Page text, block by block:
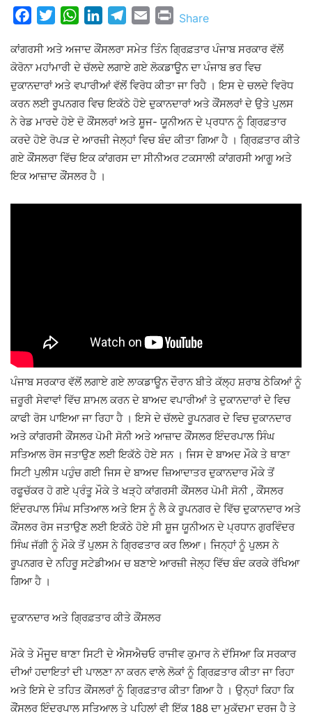
FacebookTwitterWhatsAppLinkedInTelegram
Email Print
Share
ਕਾਂਗਰਸੀ ਅਤੇ ਅਜਾਦ ਕੌਂਸਲਰਾ ਸਮੇਤ ਤਿੰਨ ਗ੍ਰਿਫ਼ਤਾਰ ਪੰਜਾਬ ਸਰਕਾਰ ਵੱਲੋਂ
ਕੋਰੋਨਾ ਮਹਾਂਮਾਰੀ ਦੇ ਚੱਲਦੇ ਲਗਾਏ ਗਏ ਲੋਕਡਾਊਨ ਦਾ ਪੰਜਾਬ ਭਰ ਵਿਚ
ਦੁਕਾਨਦਾਰਾਂ ਅਤੇ ਵਪਾਰੀਆਂ ਵੱਲੋਂ ਵਿਰੋਧ ਕੀਤਾ ਜਾ ਰਿਹੈ । ਇਸ ਦੇ ਚਲਦੇ ਵਿਰੋਧ
ਕਰਨ ਲਈ ਰੂਪਨਗਰ ਵਿਚ ਇਕੱਠੇ ਹੋਏ ਦੁਕਾਨਦਾਰਾਂ ਅਤੇ ਕੌਂਸਲਰਾਂ ਦੇ ਉਤੇ ਪੁਲਸ
ਨੇ ਰੇਡ ਮਾਰਦੇ ਹੋਏ ਦੋ ਕੌਂਸਲਰਾਂ ਅਤੇ ਸ਼ੂਜ- ਯੂਨੀਅਨ ਦੇ ਪ੍ਰਧਾਨ ਨੂੰ ਗ੍ਰਿਫ਼ਤਾਰ
ਕਰਦੇ ਹੋਏ ਰੋਪੜ ਦੇ ਆਰਜ਼ੀ ਜੇਲ੍ਹਾਂ ਵਿਚ ਬੰਦ ਕੀਤਾ ਗਿਆ ਹੈ । ਗ੍ਰਿਫ਼ਤਾਰ ਕੀਤੇ
ਗਏ ਕੌਂਸਲਰਾ ਵਿੱਚ ਇਕ ਕਾਂਗਰਸ ਦਾ ਸੀਨੀਅਰ ਟਕਸਾਲੀ ਕਾਂਗਰਸੀ ਆਗੂ ਅਤੇ
ਇਕ ਆਜ਼ਾਦ ਕੌਂਸਲਰ ਹੈ ।
ਪੰਜਾਬ ਸਰਕਾਰ ਵੱਲੋਂ ਲਗਾਏ ਗਏ ਲਾਕਡਾਊਨ ਦੌਰਾਨ ਬੀਤੇ ਕੱਲ੍ਹ ਸ਼ਰਾਬ ਠੇਕਿਆਂ ਨੂੰ
ਜ਼ਰੂਰੀ ਸੇਵਾਵਾਂ ਵਿੱਚ ਸ਼ਾਮਲ ਕਰਨ ਦੇ ਬਾਅਦ ਵਪਾਰੀਆਂ ਤੇ ਦੁਕਾਨਦਾਰਾਂ ਦੇ ਵਿਚ
ਕਾਫੀ ਰੋਸ ਪਾਇਆ ਜਾ ਰਿਹਾ ਹੈ । ਇਸੇ ਦੇ ਚੱਲਦੇ ਰੂਪਨਗਰ ਦੇ ਵਿਚ ਦੁਕਾਨਦਾਰ
ਅਤੇ ਕਾਂਗਰਸੀ ਕੌਂਸਲਰ ਪੋਮੀ ਸੋਨੀ ਅਤੇ ਆਜ਼ਾਦ ਕੌਂਸਲਰ ਇੰਦਰਪਾਲ ਸਿੰਘ
ਸਤਿਆਲ ਰੋਸ ਜਤਾਉਣ ਲਈ ਇਕੱਠੇ ਹੋਏ ਸਨ । ਜਿਸ ਦੇ ਬਾਅਦ ਮੌਕੇ ਤੇ ਥਾਣਾ
ਸਿਟੀ ਪੁਲੀਸ ਪਹੁੰਚ ਗਈ ਜਿਸ ਦੇ ਬਾਅਦ ਜ਼ਿਆਦਾਤਰ ਦੁਕਾਨਦਾਰ ਮੌਕੇ ਤੋਂ
ਰਫੂਚੱਕਰ ਹੋ ਗਏ ਪ੍ਰੰਤੂ ਮੌਕੇ ਤੇ ਖੜ੍ਹੇ ਕਾਂਗਰਸੀ ਕੌਂਸਲਰ ਪੋਮੀ ਸੋਨੀ , ਕੌਂਸਲਰ
ਇੰਦਰਪਾਲ ਸਿੰਘ ਸਤਿਆਲ ਅਤੇ ਇਸ ਨੂੰ ਲੈ ਕੇ ਰੂਪਨਗਰ ਦੇ ਵਿੱਚ ਦੁਕਾਨਦਾਰ ਅਤੇ
ਕੌਂਸਲਰ ਰੋਸ ਜਤਾਉਣ ਲਈ ਇਕੱਠੇ ਹੋਏ ਸੀ ਸ਼ੂਜ ਯੂਨੀਅਨ ਦੇ ਪ੍ਰਧਾਨ ਗੁਰਵਿੰਦਰ
ਸਿੰਘ ਜੱਗੀ ਨੂੰ ਮੌਕੇ ਤੋਂ ਪੁਲਸ ਨੇ ਗ੍ਰਿਫਤਾਰ ਕਰ ਲਿਆ। ਜਿਨ੍ਹਾਂ ਨੂੰ ਪੁਲਸ ਨੇ
ਰੂਪਨਗਰ ਦੇ ਨਹਿਰੂ ਸਟੇਡੀਅਮ ਚ ਬਣਾਏ ਆਰਜ਼ੀ ਜੇਲ੍ਹ ਵਿੱਚ ਬੰਦ ਕਰਕੇ ਰੱਖਿਆ
ਗਿਆ ਹੈ ।
ਦੁਕਾਨਦਾਰ ਅਤੇ ਗ੍ਰਿਫ਼ਤਾਰ ਕੀਤੇ ਕੌਂਸਲਰ
ਮੌਕੇ ਤੇ ਮੌਜੂਦ ਥਾਣਾ ਸਿਟੀ ਦੇ ਐਸਐਚਓ ਰਾਜੀਵ ਕੁਮਾਰ ਨੇ ਦੱਸਿਆ ਕਿ ਸਰਕਾਰ
ਦੀਆਂ ਹਦਾਇਤਾਂ ਦੀ ਪਾਲਣਾ ਨਾ ਕਰਨ ਵਾਲੇ ਲੋਕਾਂ ਨੂੰ ਗ੍ਰਿਫ਼ਤਾਰ ਕੀਤਾ ਜਾ ਰਿਹਾ
ਅਤੇ ਇਸੇ ਦੇ ਤਹਿਤ ਕੌਂਸਲਰਾਂ ਨੂੰ ਗ੍ਰਿਫ਼ਤਾਰ ਕੀਤਾ ਗਿਆ ਹੈ । ਉਨ੍ਹਾਂ ਕਿਹਾ ਕਿ
ਕੌਂਸਲਰ ਇੰਦਰਪਾਲ ਸਤਿਆਲ ਤੇ ਪਹਿਲਾਂ ਵੀ ਇੱਕ 188 ਦਾ ਮੁਕੱਦਮਾ ਦਰਜ ਹੈ ਤੇ